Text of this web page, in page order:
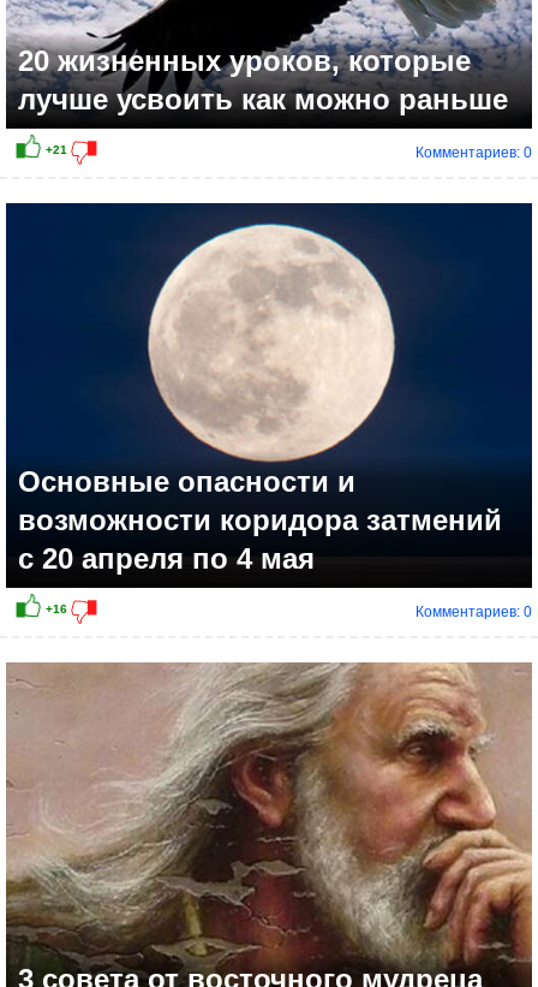
20 жизненных уроков, которые
лучше усвоить как можно раньше
Комментариев: 0
Основные опасности и
возможности коридора затмений
с 20 апреля по 4 мая
Комментариев: 0
3 совета от восточного мудреца